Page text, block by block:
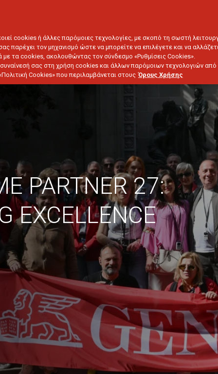
ΣΠΙΤΙ ΑΠΟΤΑΜΙΕΥΣΗ & ΕΠΕΝΔΥΣΕΙΣ ΤΑΞΙΔΙ
PARTNER 27:
EXCELLENCE
cookies ή άλλες παρόμοιες τεχνολογίες, με σκοπό τη σωστή
παρέχει τον μηχανισμό ώστε να μπορείτε να επιλέγετε και να
με τα cookies, ακολουθώντας τον σύνδεσμο «Ρυθμίσεις Cookies».
σας στη χρήση cookies και άλλων παρόμοιων τεχνολογιών από
Cookies» που περιλαμβάνεται στους Όρους Χρήσης